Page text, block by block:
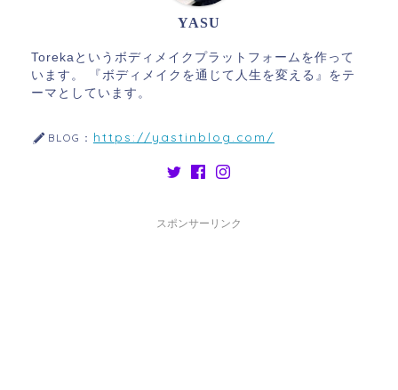
YASU
Torekaというボディメイクプラットフォームを作って
います。 『ボディメイクを通じて人生を変える』をテ
ーマとしています。
BLOG： https://yastinblog.com/
スポンサーリンク